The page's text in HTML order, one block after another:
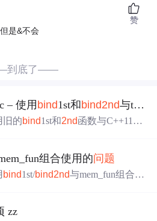
是&不会
赞
底了——
– 使用 bind1st和 bind2nd与transform进行
旧的bind1st和2nd函数与C++11的
程中的作用和适用性。
组合使用的问题
bind1st/bind2nd与mem_fun组合时
完美转发和std::
zz